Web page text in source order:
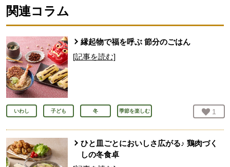
関連コラム
縁起物で福を呼ぶ 節分のごはん
[記事を読む]
いわし 子ども 冬 季節を楽しむ お気
1
ひと皿ごとにおいしさ広がる♪ 鶏肉づく
しの冬食卓